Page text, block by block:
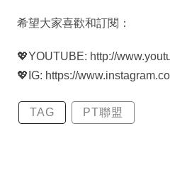
希望大家喜歡和訂閱：
💖YOUTUBE: http://
💖IG: https://
TAG PT聯盟